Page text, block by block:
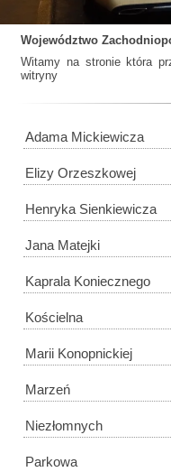
Województwo
Witamy na stronie która
witryny
Adama Mickiewicza
Elizy Orzeszkowej
Henryka Sienkiewicza
Jana Matejki
Kaprala Koniecznego
Kościelna
Marii Konopnickiej
Marzeń
Niezłomnych
Parkowa